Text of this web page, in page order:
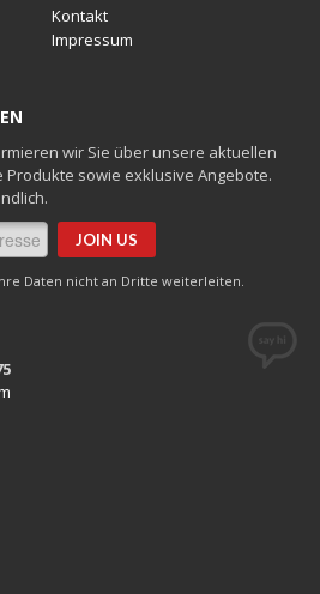
Kontakt
Impressum
wir Sie über unsere aktuellen
Produkte sowie exklusive Angebote.
Daten nicht an Dritte weiterleiten.